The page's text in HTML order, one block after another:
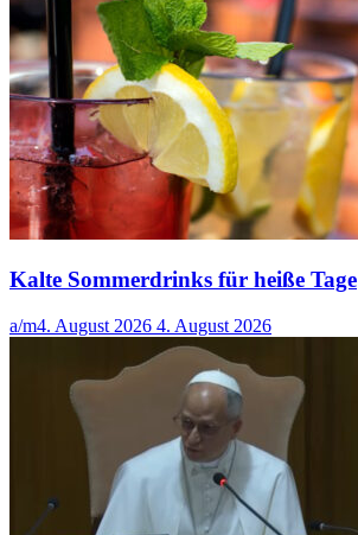
Kalte Sommerdrinks für heiße Tage
a/m4. August 2026 4. August 2026